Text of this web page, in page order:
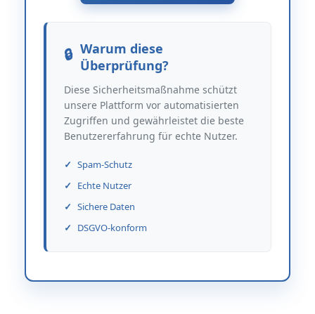
Warum diese
Überprüfung?
Diese Sicherheitsmaßnahme schützt
unsere Plattform vor automatisierten
Zugriffen und gewährleistet die beste
Benutzererfahrung für echte Nutzer.
Spam-Schutz
Echte Nutzer
Sichere Daten
DSGVO-konform